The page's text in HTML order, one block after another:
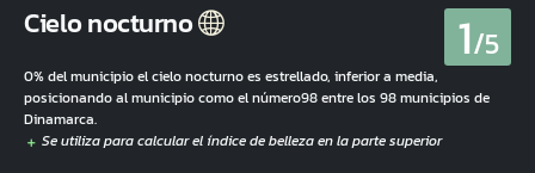
Cielo nocturno 1/5
0% del municipio el cielo nocturno es estrellado, inferior a media,
posicionando al municipio como el número98 entre los 98 municipios de
Dinamarca.